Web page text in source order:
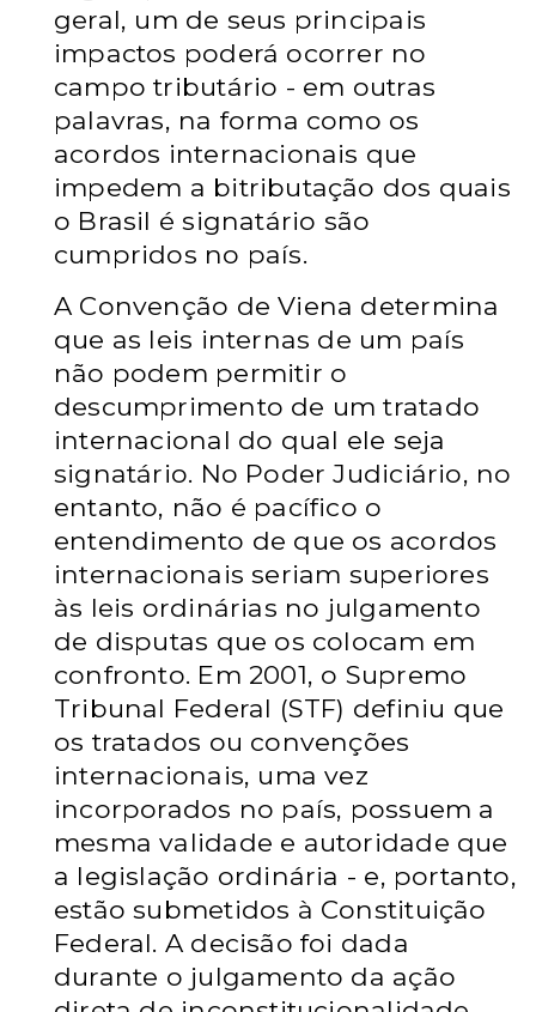
geral, um de seus principais
impactos poderá ocorrer no
campo tributário - em outras
palavras, na forma como os
acordos internacionais que
impedem a bitributação dos quais
o Brasil é signatário são
cumpridos no país.
A Convenção de Viena determina
que as leis internas de um país
não podem permitir o
descumprimento de um tratado
internacional do qual ele seja
signatário. No Poder Judiciário, no
entanto, não é pacífico o
entendimento de que os acordos
internacionais seriam superiores
às leis ordinárias no julgamento
de disputas que os colocam em
confronto. Em 2001, o Supremo
Tribunal Federal (STF) definiu que
os tratados ou convenções
internacionais, uma vez
incorporados no país, possuem a
mesma validade e autoridade que
a legislação ordinária - e, portanto,
estão submetidos à Constituição
Federal. A decisão foi dada
durante o julgamento da ação